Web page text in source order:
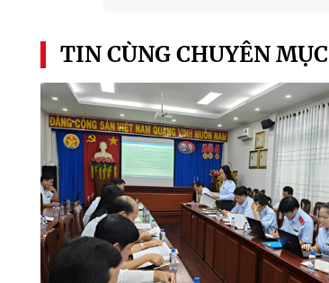
TIN CÙNG CHUYÊN MỤC